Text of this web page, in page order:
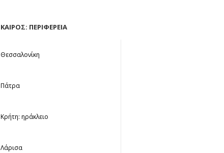
ΚΑΙΡΟΣ: ΠΕΡΙΦΕΡΕΙΑ
Θεσσαλονίκη
Πάτρα
Κρήτη: ηράκλειο
Λάρισα